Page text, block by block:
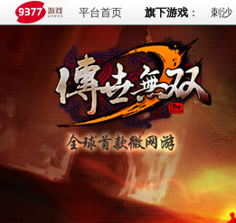
平台首页 旗下游戏 ： 刺沙